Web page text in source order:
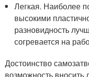
Легкая. Наиболее
высокими
разновидность
согревается на
Достоинство